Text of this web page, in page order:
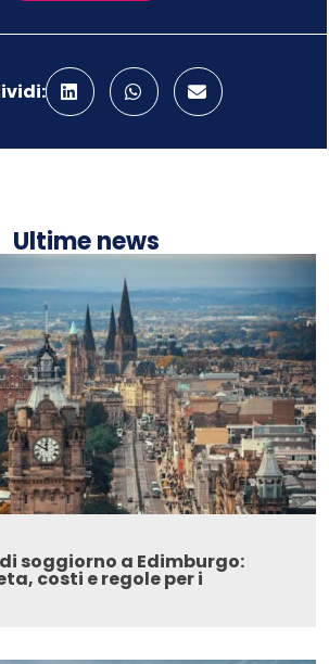
Ultime news
soggiorno a Edimburgo:
costi e regole per i